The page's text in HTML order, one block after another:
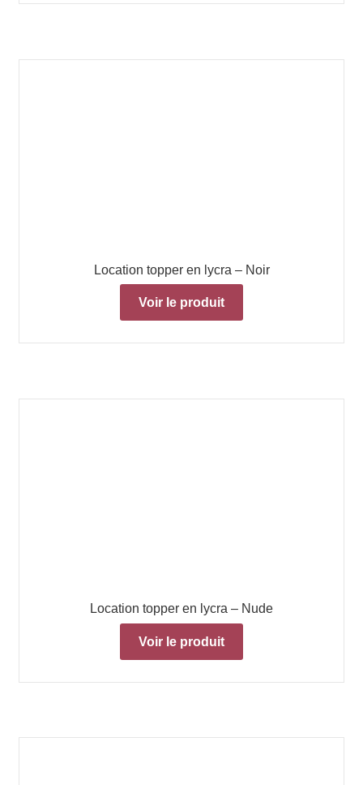
Location topper en lycra – Noir
Voir le produit
Location topper en lycra – Nude
Voir le produit